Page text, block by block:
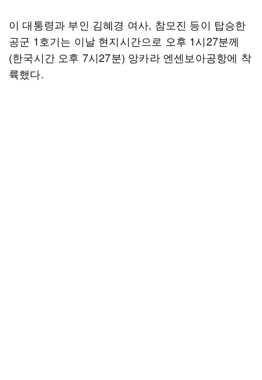
이 대통령과 부인 김혜경 여사, 참모진 등이 탑승한
공군 1호기는 이날 현지시간으로 오후 1시27분께
(한국시간 오후 7시27분) 앙카라 엔센보아공항에 착
륙했다.